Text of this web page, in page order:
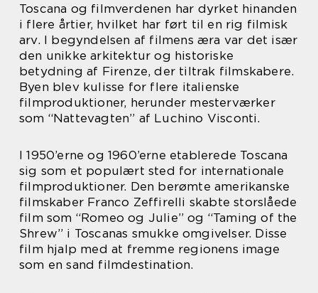
Toscana og filmverdenen har dyrket hinanden
i flere årtier, hvilket har ført til en rig filmisk
arv. I begyndelsen af filmens æra var det især
den unikke arkitektur og historiske
betydning af Firenze, der tiltrak filmskabere.
Byen blev kulisse for flere italienske
filmproduktioner, herunder mesterværker
som “Nattevagten” af Luchino Visconti.
I 1950’erne og 1960’erne etablerede Toscana
sig som et populært sted for internationale
filmproduktioner. Den berømte amerikanske
filmskaber Franco Zeffirelli skabte storslåede
film som “Romeo og Julie” og “Taming of the
Shrew” i Toscanas smukke omgivelser. Disse
film hjalp med at fremme regionens image
som en sand filmdestination.